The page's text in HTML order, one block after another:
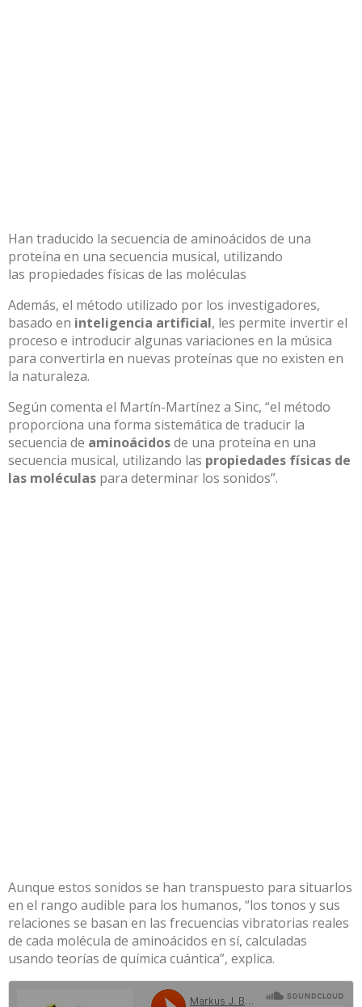
Han traducido la secuencia de aminoácidos de una
proteína en una secuencia musical, utilizando
las propiedades físicas de las moléculas
Además, el método utilizado por los investigadores,
basado en inteligencia artificial, les permite invertir el
proceso e introducir algunas variaciones en la música
para convertirla en nuevas proteínas que no existen en
la naturaleza.
Según comenta el Martín-Martínez a Sinc, “el método
proporciona una forma sistemática de traducir la
secuencia de aminoácidosde una proteína en una
secuencia musical, utilizando las propiedades físicas de
las moléculas para determinar los sonidos”.
Aunque estos sonidos se han transpuesto para situarlos
en el rango audible para los humanos, “los tonos y sus
relaciones se basan en las frecuencias vibratorias reales
de cada molécula de aminoácidos en sí, calculadas
usando teorías de química cuántica”, explica.